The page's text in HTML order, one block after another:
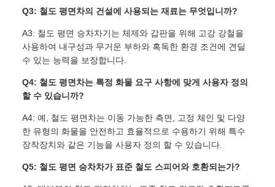
Q3: 철도 평면차의 건설에 사용되는 재료는 무엇입니까?
A3: 철도 평면 승차차기는 체제와 갑판을 위해 고강 강철을
사용하여 내구성과 무거운 부하와 혹독한 환경 조건에 견딜
수 있는 능력을 보장합니다.
Q4: 철도 평면차는 특정 화물 요구 사항에 맞게 사용자 정의
할 수 있습니까?
A4: 예, 철도 평면차는 이동 가능한 측면, 고정 체인 및 다양
한 유형의 화물을 안전하고 효율적으로 수용하기 위해 특수
장착장치와 같은 기능을 사용자 정의 할 수 있습니다.
Q5: 철도 평면 승차차가 표준 철도 스피어와 호환되는가?